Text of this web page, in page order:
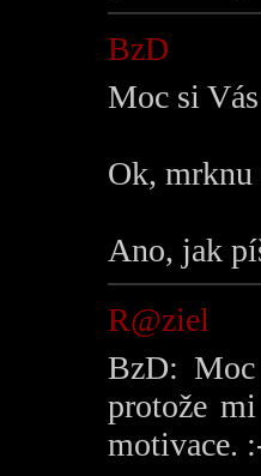
BzD
Moc si
Ok, mrknu
Ano, jak
R@ziel
BzD: Moc
protože
motivace.